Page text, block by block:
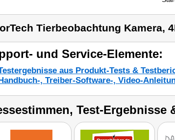
Tierbeobachtung Kamera,
und Service-Elemente:
aus Produkt-Tests &
, Treiber-Software-, Video-
Test-Ergebnisse